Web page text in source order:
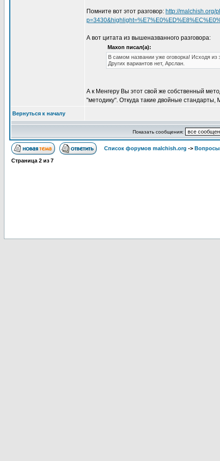
Помните вот этот разговор: http://malchish.org/
А вот цитата из вышеназванного разговора:
Maxon писал(а):
В самом названии уже оговорка! Исходя
Других вариантов нет, Арслан.
А к Менгеру Вы этот свой же собственный
"методику". Откуда такие двойные стандарты,
Вернуться к началу
Показать сообщения:
Список форумов malchish.org -> Вопросы
Страница 2 из 7